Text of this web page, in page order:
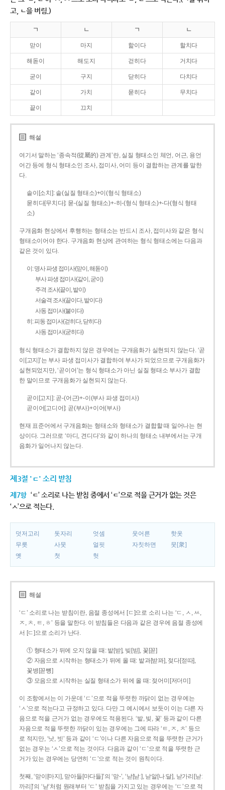
고, ㄴ을 버림.)
ㄱ ㄴ ㄱ ㄴ
맏이 마지 핥이다 할치다
해돋이 해도지 걷히다 거치다
굳이 구지 닫히다 다치다
같이 가치 묻히다 무치다
끝이 끄치
해설
여기서 말하는 ‘종속적(從屬的) 관계’란, 실질 형태소인 체언, 어근, 용언
어간 등에 형식 형태소인 조사, 접미사, 어미 등이 결합하는 관계를 말한
다.
솥이[소치]: 솥(실질 형태소)+이(형식 형태소)
묻히다[무치다]: 묻­-(실질 형태소)+­-히­-(형식 형태소)+-다(형식 형태
소)
구개음화 현상에서 후행하는 형태소는 반드시 조사, 접미사와 같은 형식
형태소이어야 한다. 구개음화 현상에 관여하는 형식 형태소에는 다음과
같은 것이 있다.
이: 명사 파생 접미사(맏이, 해돋이)
부사 파생 접미사(같이, 굳이)
주격 조사(끝이, 밭이)
서술격 조사(끝이다, 밭이다)
사동 접미사(붙이다)
히: 피동 접미사(걷히다, 닫히다)
사동 접미사(굳히다)
형식 형태소가 결합하지 않은 경우에는 구개음화가 실현되지 않는다. ‘곧
이[고지]’는 부사 파생 접미사가 결합하여 부사가 되었으므로 구개음화가
실현되었지만, ‘곧이어’는 형식 형태소가 아닌 실질 형태소 부사가 결합
한 말이므로 구개음화가 실현되지 않는다.
곧이[고지]: 곧-­(어근)+­-이(부사 파생 접미사)
곧이어[고디어]: 곧(부사)+이어(부사)
현재 표준어에서 구개음화는 형태소와 형태소가 결합할 때 일어나는 현
상이다. 그러므로 ‘마디, 견디다’와 같이 하나의 형태소 내부에서는 구개
음화가 일어나지 않는다.
제3절 'ㄷ' 소리 받침
제7항 ‘ㄷ’ 소리로 나는 받침 중에서 ‘ㄷ’으로 적을 근거가 없는 것은
‘ㅅ’으로 적는다.
덧저고리 돗자리 엇셈 웃어른
핫옷
무릇
사뭇 얼핏 자칫하면
뭇[衆]
옛
첫 헛
해설
‘ㄷ’ 소리로 나는 받침이란, 음절 종성에서 [ㄷ]으로 소리 나는 ‘ㄷ, ㅅ, ㅆ,
ㅈ, ㅊ, ㅌ, ㅎ’ 등을 말한다. 이 받침들은 다음과 같은 경우에 음절 종성에
서 [ㄷ]으로 소리가 난다.
① 형태소가 뒤에 오지 않을 때: 밭[받], 빚[빋], 꽃[꼳]
② 자음으로 시작하는 형태소가 뒤에 올 때: 밭과[받꽈], 젖다[젇따],
꽃병[꼳뼝]
③ 모음으로 시작하는 실질 형태소가 뒤에 올 때: 젖어미[저더미]
이 조항에서는 이 가운데 ‘ㄷ’으로 적을 뚜렷한 까닭이 없는 경우에는
‘ㅅ’으로 적는다고 규정하고 있다. 다만 그 예시에서 보듯이 이는 다른 자
음으로 적을 근거가 없는 경우에도 적용된다. ‘밭, 빚, 꽃’ 등과 같이 다른
자음으로 적을 뚜렷한 까닭이 있는 경우에는 그에 따라 ‘ㅌ, ㅈ, ㅊ’ 등으
로 적지만, ‘낫, 빗’ 등과 같이 ‘ㄷ’이나 다른 자음으로 적을 뚜렷한 근거가
없는 경우는 ‘ㅅ’으로 적는 것이다. 다음과 같이 ‘ㄷ’으로 적을 뚜렷한 근
거가 있는 경우에는 당연히 ‘ㄷ’으로 적는 것이 원칙이다.
첫째, ‘맏이[마지], 맏아들[마다들]’의 ‘맏-’, ‘낟[낟ː], 낟알[나ː달], 낟가리[낟ː
까리]’의 ‘낟’처럼 원래부터 ‘ㄷ’ 받침을 가지고 있는 경우에는 ‘ㄷ’으로 적